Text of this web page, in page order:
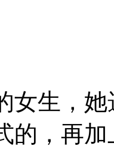
女生，
的，再